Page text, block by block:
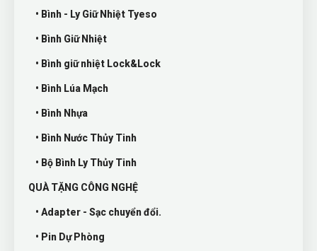
• Bình - Ly Giữ Nhiệt Tyeso
• Bình Giữ Nhiệt
• Bình giữ nhiệt Lock&Lock
• Bình Lúa Mạch
• Bình Nhựa
• Bình Nước Thủy Tinh
• Bộ Bình Ly Thủy Tinh
QUÀ TẶNG CÔNG NGHỆ
• Adapter - Sạc chuyển đổi.
• Pin Dự Phòng